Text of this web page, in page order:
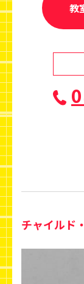
教
チャイルド